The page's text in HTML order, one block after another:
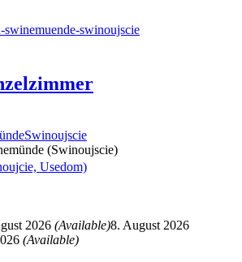
Swinoujscie
(Swinoujscie)
Usedom)
2026 (Available)8. August 2026
(Available)